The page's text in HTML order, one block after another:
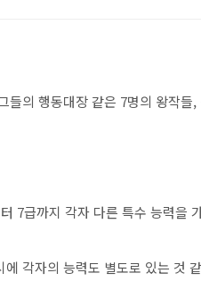
들의 행동대장 같은 7명의 왕작들
7급까지 각자 다른 특수 능력을
각자의 능력도 별도로 있는 것